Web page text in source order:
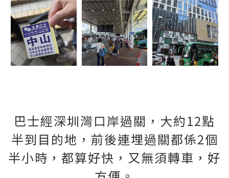
巴士經深圳灣口岸過關，大約12點
半到目的地，前後連埋過關都係2個
半小時，都算好快，又無須轉車，好